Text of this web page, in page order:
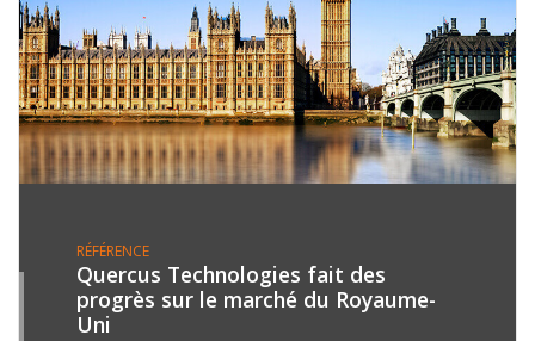
RÉFÉRENCE
Quercus Technologies fait des
progrès sur le marché du Royaume-
Uni